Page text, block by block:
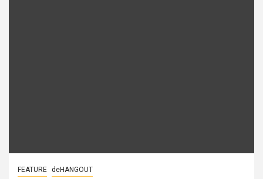
FEATURE deHANGOUT